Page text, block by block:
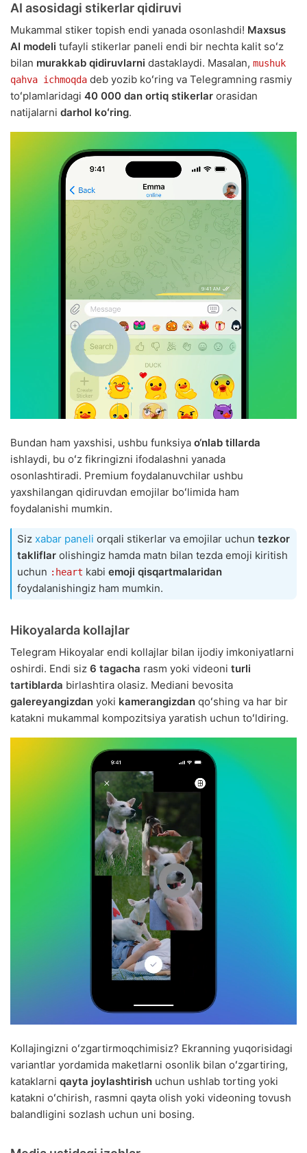
AI asosidagi stikerlar qidiruvi
Mukammal stiker topish endi yanada osonlashdi! Maxsus
AI modeli tufayli stikerlar paneli endi bir nechta kalit soʻz
bilan murakkab qidiruvlarni dastaklaydi. Masalan, mushuk
qahva ichmoqda deb yozib koʻring va Telegramning rasmiy
toʻplamlaridagi 40 000 dan ortiq stikerlar orasidan
natijalarni darhol koʻring.
Bundan ham yaxshisi, ushbu funksiya o‘nlab tillarda
ishlaydi, bu oʻz fikringizni ifodalashni yanada
osonlashtiradi. Premium foydalanuvchilar ushbu
yaxshilangan qidiruvdan emojilar boʻlimida ham
foydalanishi mumkin.
Siz xabar paneli orqali stikerlar va emojilar uchun tezkor
takliflar olishingiz hamda matn bilan tezda emoji kiritish
uchun :heart kabi emoji qisqartmalaridan
foydalanishingiz ham mumkin.
Hikoyalarda kollajlar
Telegram Hikoyalar endi kollajlar bilan ijodiy imkoniyatlarni
oshirdi. Endi siz 6 tagacha rasm yoki videoni turli
tartiblarda birlashtira olasiz. Mediani bevosita
galereyangizdan yoki kamerangizdan qoʻshing va har bir
katakni mukammal kompozitsiya yaratish uchun toʻldiring.
Kollajingizni oʻzgartirmoqchimisiz? Ekranning yuqorisidagi
variantlar yordamida maketlarni osonlik bilan oʻzgartiring,
kataklarni qayta joylashtirish uchun ushlab torting yoki
katakni oʻchirish, rasmni qayta olish yoki videoning tovush
balandligini sozlash uchun uni bosing.